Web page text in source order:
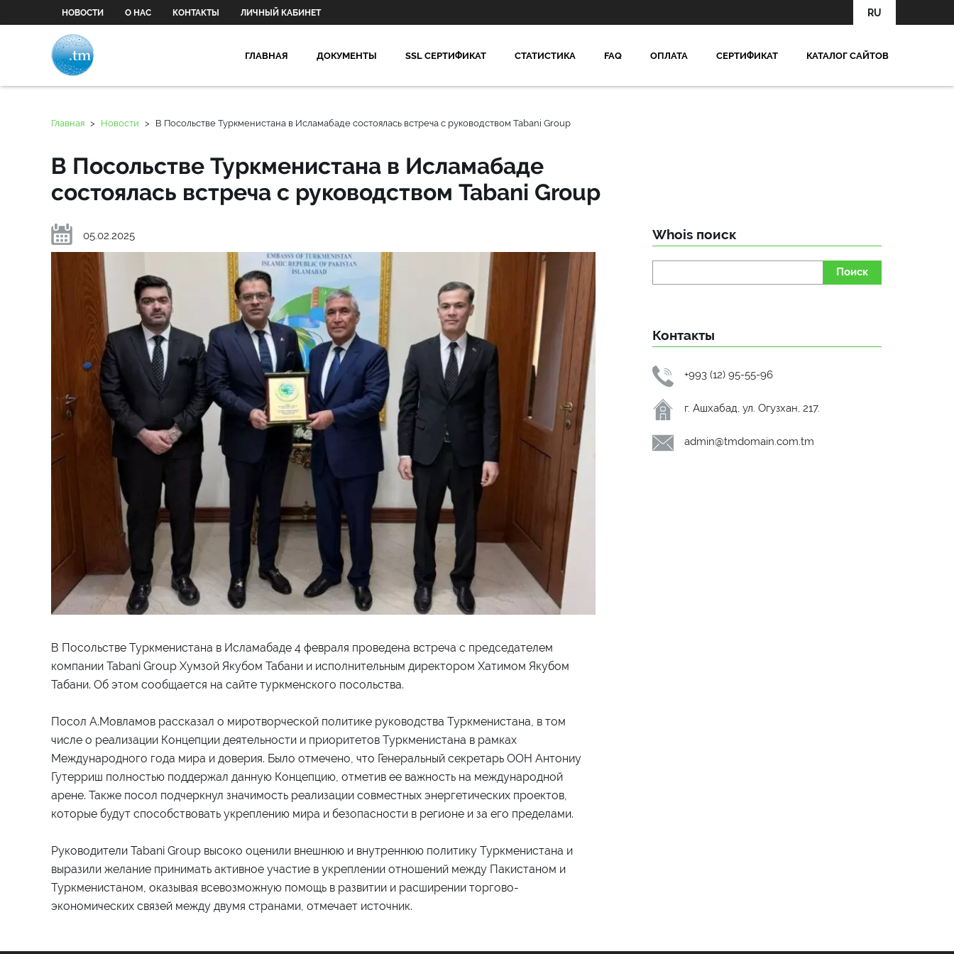
НОВОСТИ О НАС КОНТАКТЫ ЛИЧНЫЙ КАБИНЕТ RU
ГЛАВНАЯ ДОКУМЕНТЫ SSL СЕРТИФИКАТ СТАТИСТИКА FAQ OПЛАТА СЕРТИФИКАТ КАТАЛОГ САЙТОВ
Главная > Новости > В Посольстве Туркменистана в Исламабаде состоялась встреча с руководством Tabani Group
В Посольстве Туркменистана в Исламабаде
состоялась встреча с руководством Tabani Group
05.02.2025
В Посольстве Туркменистана в Исламабаде 4 февраля проведена встреча с председателем
компании Tabani Group Хумзой Якубом Табани и исполнительным директором Хатимом Якубом
Табани. Об этом сообщается на сайте туркменского посольства.
Посол А.Мовламов рассказал о миротворческой политике руководства Туркменистана, в том
числе о реализации Концепции деятельности и приоритетов Туркменистана в рамках
Международного года мира и доверия. Было отмечено, что Генеральный секретарь ООН Антониу
Гутерриш полностью поддержал данную Концепцию, отметив ее важность на международной
арене. Также посол подчеркнул значимость реализации совместных энергетических проектов,
которые будут способствовать укреплению мира и безопасности в регионе и за его пределами.
Руководители Tabani Group высоко оценили внешнюю и внутреннюю политику Туркменистана и
выразили желание принимать активное участие в укреплении отношений между Пакистаном и
Туркменистаном, оказывая всевозможную помощь в развитии и расширении торгово-
экономических связей между двумя странами, отмечает источник.
Whois поиск
Поиск
Контакты
+993 (12) 95-55-96
г. Ашхабад, ул. Огузхан, 217.
admin@tmdomain.com.tm